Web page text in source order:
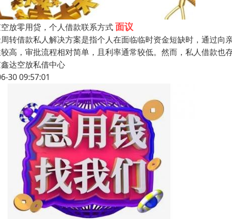
放零用贷，个人借款联系方式面议
转借款私人解决方案是指个人在面临临时资金短缺时，通过
高，审批流程相对简单，且利率通常较低。然而，私人借款
达空放私借中心
30 09:57:01